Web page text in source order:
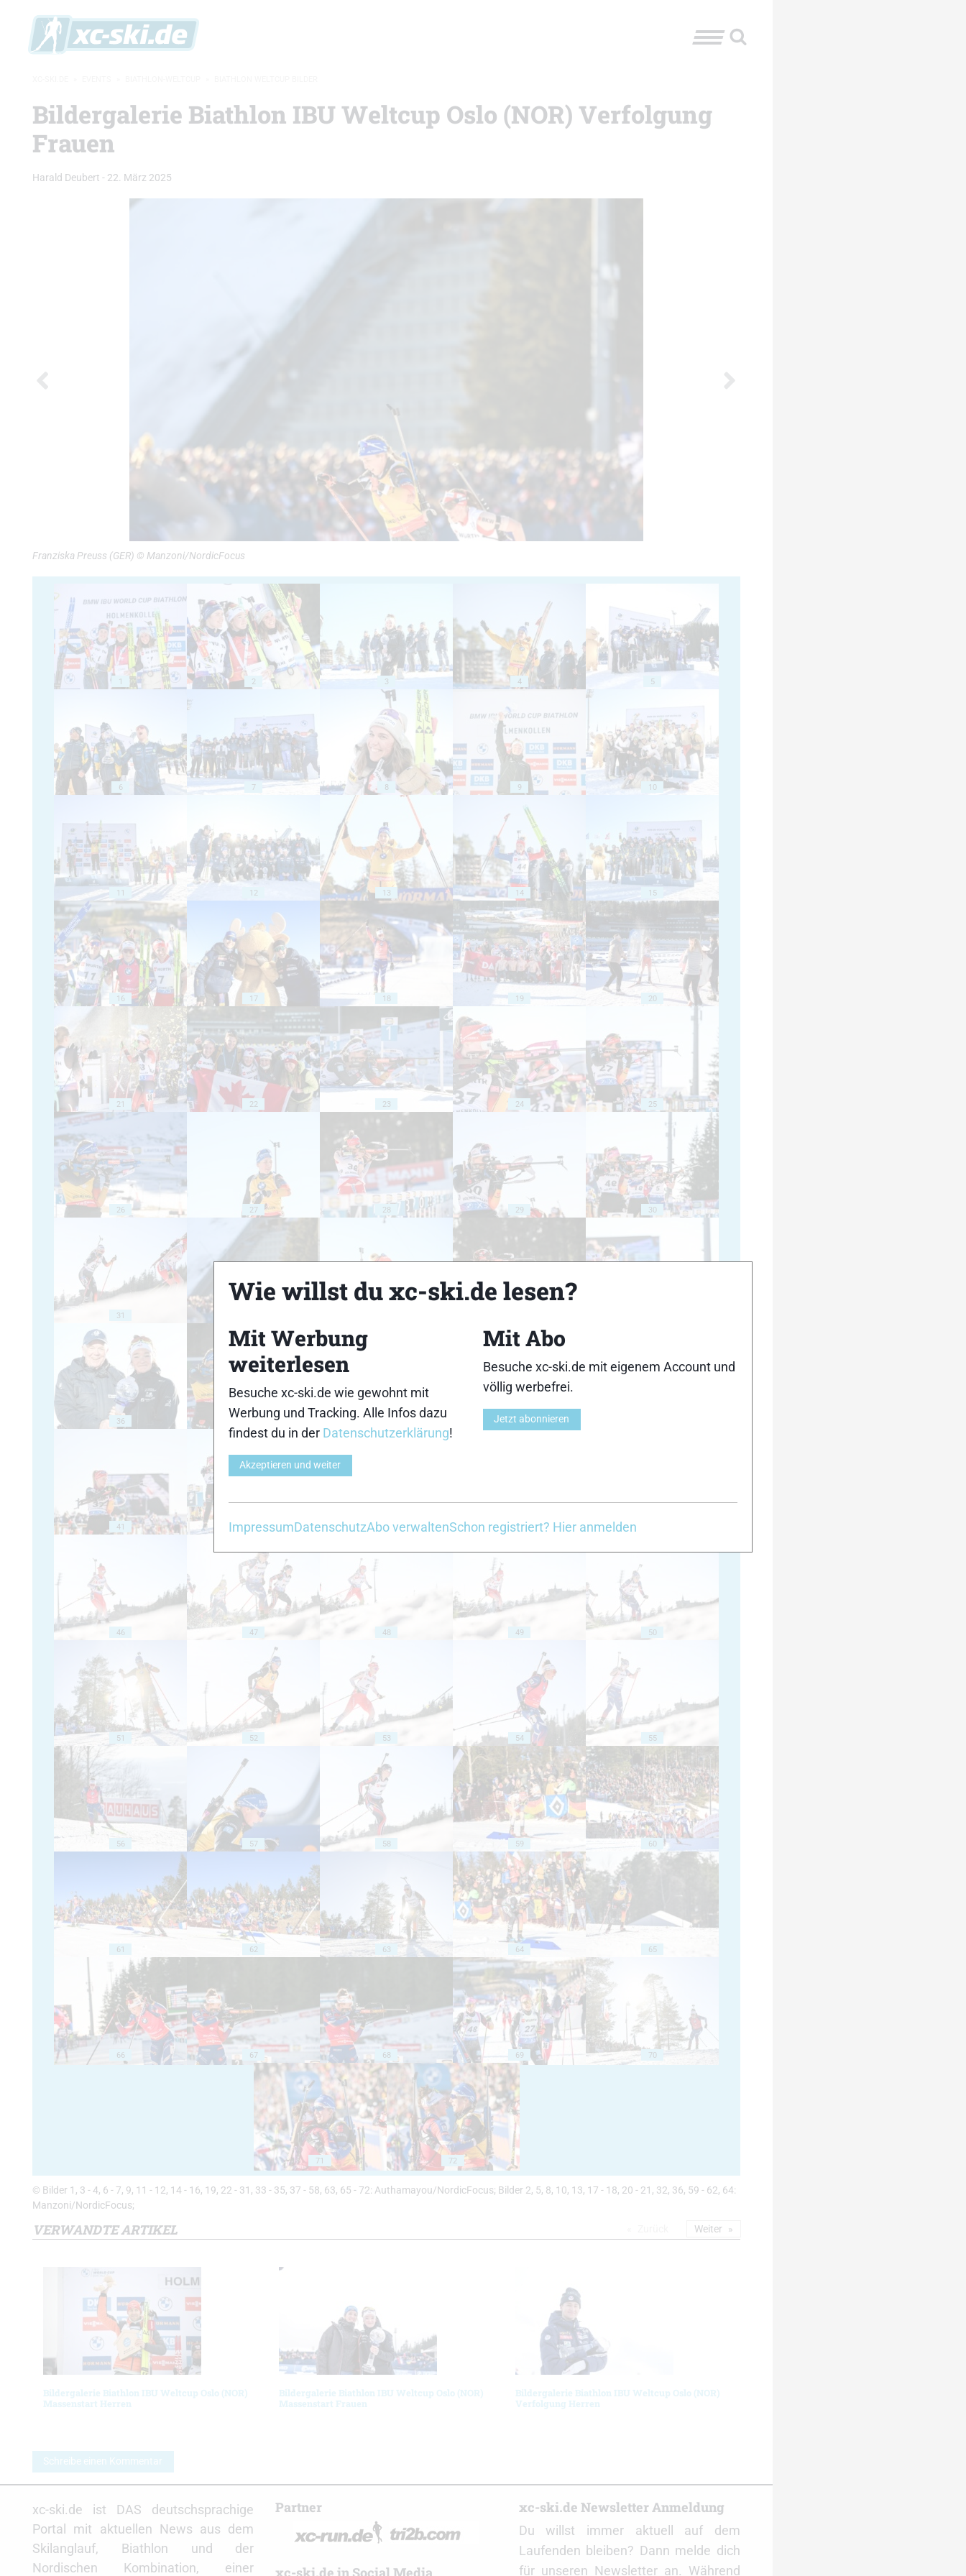
Bildergalerie Biathlon IBU Weltcup Oslo (NOR) Verfolgung
Frauen
Harald Deubert - 22. März 2025
Franziska Preuss (GER) © Manzoni/NordicFocus
1 2 3 4 5
6 7 8 9 10
11 12 13 14 15
16 17 18 19 20
21 22 23 24 25
26 27 28 29 30
31
36 39
41 42 43 44
46 47 48 49 50
51 52 53 54 55
56 57 58 59 60
61 62 63 64 65
66 67 68 69 70
71 72
© Bilder 1, 3 - 4, 6 - 7, 9, 11 - 12, 14 - 16, 19, 22 - 31, 33 - 35, 37 - 58, 63, 65 - 72: Authamayou/NordicFocus; Bilder 2, 5, 8, 10, 13, 17 - 18, 20 - 21, 32, 36, 59 - 62, 64:
Manzoni/NordicFocus;
VERWANDTE ARTIKEL
Bildergalerie Biathlon IBU Weltcup Oslo (NOR)
Massenstart Herren
Bildergalerie Biathlon IBU Weltcup Oslo (NOR)
Massenstart Frauen
Bildergalerie Biathlon IBU Weltcup Oslo (NOR)
Verfolgung Herren
Weiter
Schreibe einen Kommentar
xc-ski.de ist DAS deutschsprachige
Portal mit aktuellen News aus dem
Skilanglauf, Biathlon und der
Nordischen Kombination, einer
Partner
xc-ski.de in Social Media
xc-ski.de Newsletter Anmeldung
Du willst immer aktuell auf dem
Laufenden bleiben? Dann melde dich
für unseren Newsletter an. Während
Wie willst du xc-ski.de lesen?
Mit Werbung
weiterlesen
Besuche xc-ski.de wie gewohnt mit
Werbung und Tracking. Alle Infos dazu
findest du in der Datenschutzerklärung!
Akzeptieren und weiter
Mit Abo
Besuche xc-ski.de mit eigenem Account und
völlig werbefrei.
Jetzt abonnieren
ImpressumDatenschutzAbo verwaltenSchon registriert? Hier anmelden